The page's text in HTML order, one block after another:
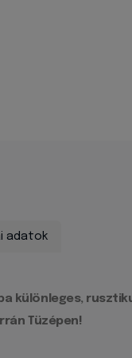
adatok
különleges,
Tüzépen!